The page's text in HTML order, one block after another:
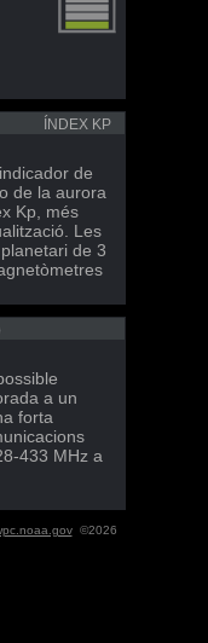
ÍNDEX KP
de
de la aurora
Kp, més
Les
de 3
a un
forta
433 MHz a
©2026